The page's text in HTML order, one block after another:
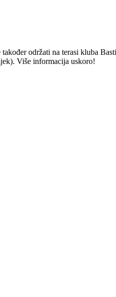
održati na terasi kluba
Više informacija uskoro!